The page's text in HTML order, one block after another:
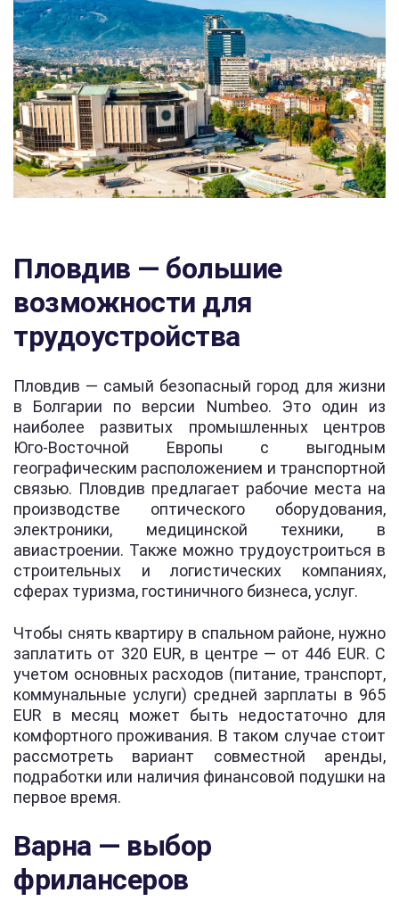
Пловдив — большие
возможности для
трудоустройства
Пловдив — самый безопасный город для жизни
в Болгарии по версии Numbeo. Это один из
наиболее развитых промышленных центров
Юго-Восточной Европы с выгодным
географическим расположением и транспортной
связью. Пловдив предлагает рабочие места на
производстве оптического оборудования,
электроники, медицинской техники, в
авиастроении. Также можно трудоустроиться в
строительных и логистических компаниях,
сферах туризма, гостиничного бизнеса, услуг.
Чтобы снять квартиру в спальном районе, нужно
заплатить от 320 EUR, в центре — от 446 EUR. С
учетом основных расходов (питание, транспорт,
коммунальные услуги) средней зарплаты в 965
EUR в месяц может быть недостаточно для
комфортного проживания. В таком случае стоит
рассмотреть вариант совместной аренды,
подработки или наличия финансовой подушки на
первое время.
Варна — выбор
фрилансеров